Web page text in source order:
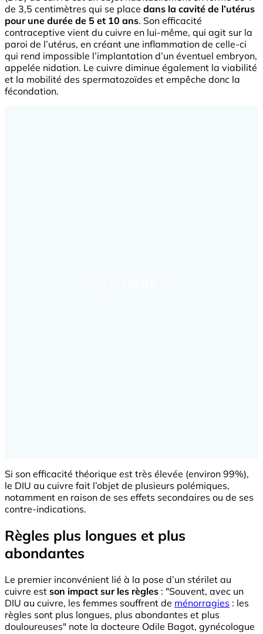
de 3,5 centimètres qui se place dans la cavité de l’utérus
pour une durée de 5 et 10 ans. Son efficacité
contraceptive vient du cuivre en lui-même, qui agit sur la
paroi de l’utérus, en créant une inflammation de celle-ci
qui rend impossible l’implantation d’un éventuel embryon,
appelée nidation. Le cuivre diminue également la viabilité
et la mobilité des spermatozoïdes et empêche donc la
fécondation.
Si son efficacité théorique est très élevée (environ 99%),
le DIU au cuivre fait l’objet de plusieurs polémiques,
notamment en raison de ses effets secondaires ou de ses
contre-indications.
Règles plus longues et plus
abondantes
Le premier inconvénient lié à la pose d’un stérilet au
cuivre est son impact sur les règles : "Souvent, avec un
DIU au cuivre, les femmes souffrent de ménorragies : les
règles sont plus longues, plus abondantes et plus
douloureuses" note la docteure Odile Bagot, gynécologue